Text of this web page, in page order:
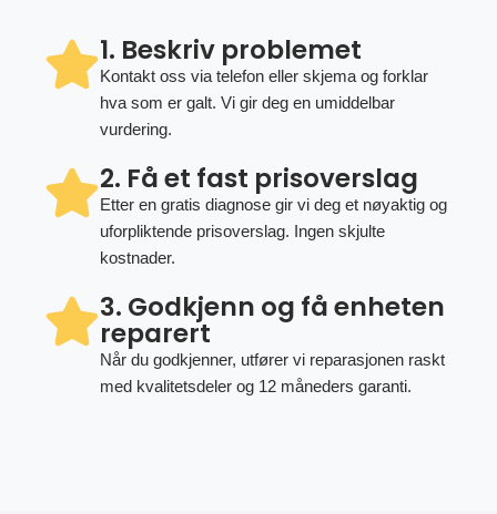
1. Beskriv problemet
Kontakt oss via telefon eller skjema og forklar
hva som er galt. Vi gir deg en umiddelbar
vurdering.
2. Få et fast prisoverslag
Etter en gratis diagnose gir vi deg et nøyaktig og
uforpliktende prisoverslag. Ingen skjulte
kostnader.
3. Godkjenn og få enheten
reparert
Når du godkjenner, utfører vi reparasjonen raskt
med kvalitetsdeler og 12 måneders garanti.